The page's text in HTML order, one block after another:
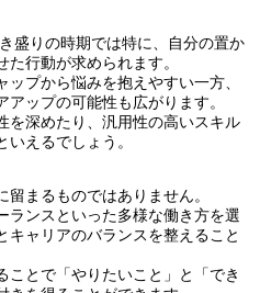
盛りの時期では特に、自分の置か
行動が求められます。
プから悩みを抱えやすい一方、
ップの可能性も広がります。
を深めたり、汎用性の高いスキル
えるでしょう。
まるものではありません。
ランスといった多様な働き方を選
キャリアのバランスを整えること
ことで「やりたいこと」と「でき